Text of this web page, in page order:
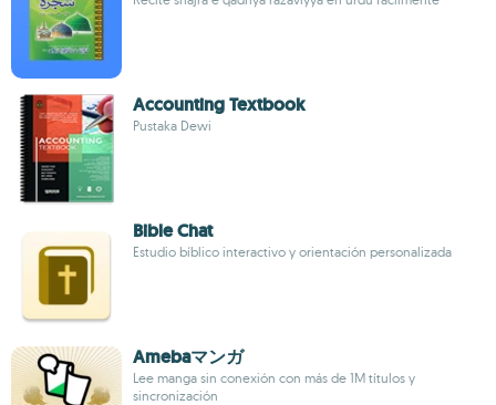
Accounting Textbook
Pustaka Dewi
Bible Chat
Estudio bíblico interactivo y orientación personalizada
Amebaマンガ
Lee manga sin conexión con más de 1M títulos y
sincronización